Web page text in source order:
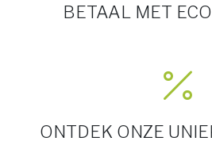
BETAAL MET
ONTDEK ONZE